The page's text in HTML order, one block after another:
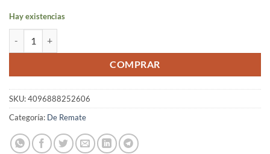
Hay existencias
COMPRAR
SKU:4096888252606
Categoría: De Remate